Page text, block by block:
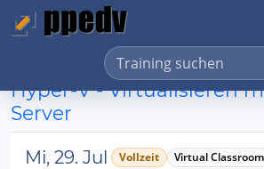
Hyper-V - Virtualisieren
Server
Mi, 29. Jul Vollzeit Virtual Classroom